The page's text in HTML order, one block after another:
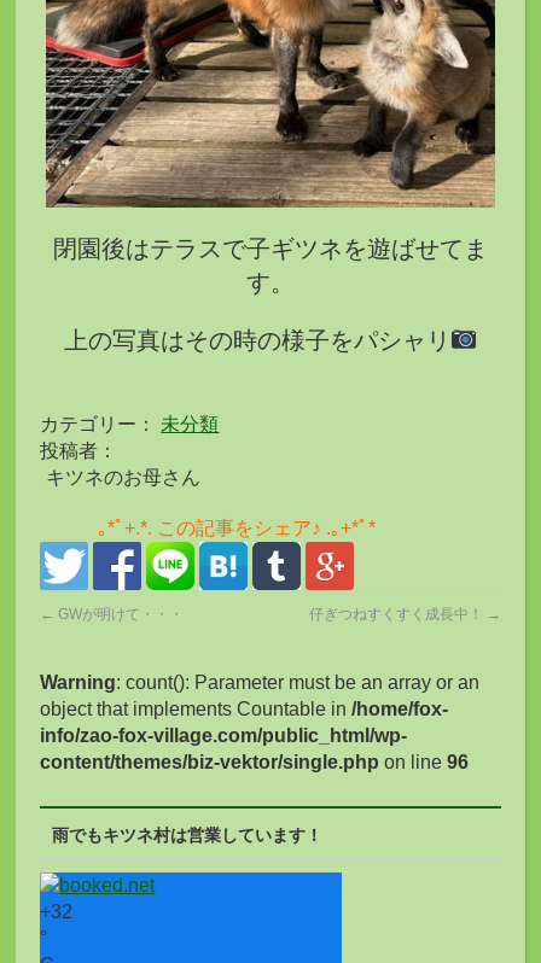
閉園後はテラスで子ギツネを遊ばせてま
す。
上の写真はその時の様子をパシャリ
カテゴリー： 未分類
投稿者：
キツネのお母さん
｡*ﾟ+.*. この記事をシェア♪ .｡+*ﾟ*
← GWが明けて・・・ 仔ぎつねすくすく成長中！ →
Warning: count(): Parameter must be an array or an
object that implements Countable in/home/fox-
info/zao-fox-village.com/public_html/wp-
content/themes/biz-vektor/single.php on line96
雨でもキツネ村は営業しています！
+32
°